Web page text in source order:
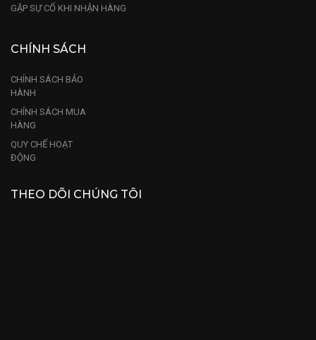
GẶP SỰ CỐ KHI NHẬN HÀNG
CHÍNH SÁCH
CHÍNH SÁCH BẢO
HÀNH
CHÍNH SÁCH MUA
HÀNG
QUY CHẾ HOẠT
ĐỘNG
THEO DÕI CHÚNG TÔI